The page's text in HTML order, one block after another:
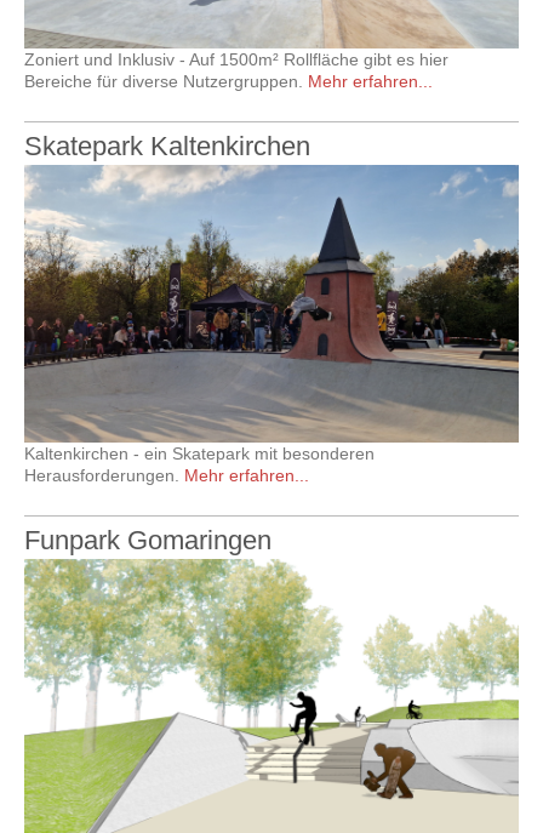
Zoniert und Inklusiv - Auf 1500m² Rollfläche gibt es hier
Bereiche für diverse Nutzergruppen. Mehr erfahren...
Skatepark Kaltenkirchen
Kaltenkirchen - ein Skatepark mit besonderen
Herausforderungen. Mehr erfahren...
Funpark Gomaringen